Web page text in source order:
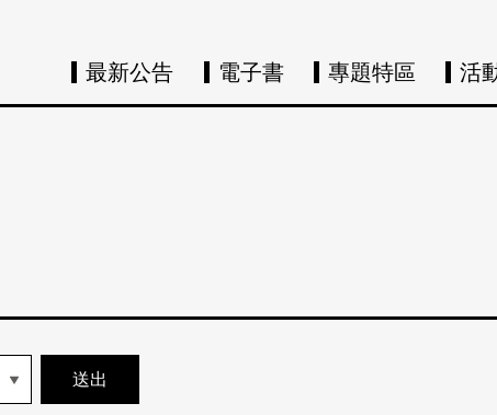
最新公告 電子書 專題特區 活